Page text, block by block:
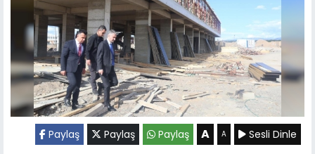
Paylaş Paylaş Paylaş A A
Sesli Dinle